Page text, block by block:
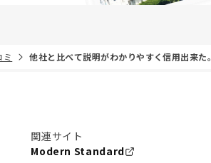
ミ 他社と比べて説明がわかりやすく信用出来た。
関連サイト
Modern Standard